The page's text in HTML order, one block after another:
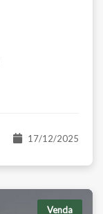
17/12/2025
Venda